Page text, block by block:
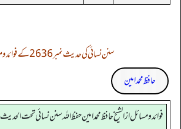
سنن نسائی کی حدیث نمبر 2636 کے فوائد و مسائل
حافظ محمد امین
فوائد ومسائل از الشيخ حافظ محمد امين حفظ الله سنن نسائي تحت الحديث2636